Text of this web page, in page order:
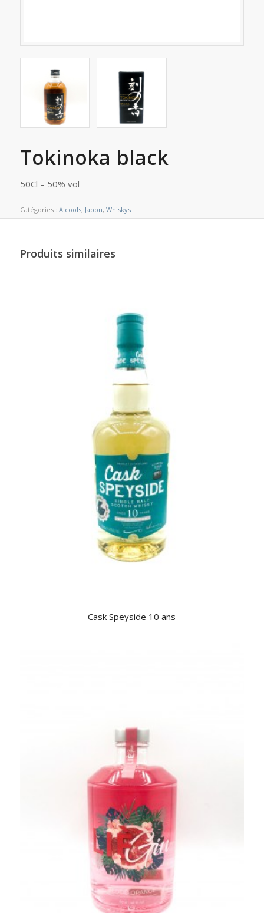
Tokinoka black
50Cl – 50% vol
Catégories : Alcools, Japon, Whiskys
Produits similaires
Cask Speyside 10 ans